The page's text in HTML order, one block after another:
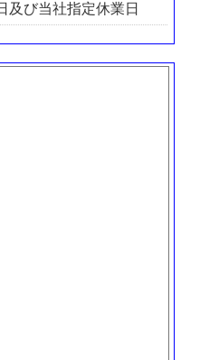
及び当社指定休業日